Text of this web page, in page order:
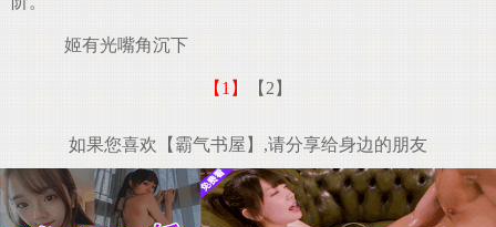
姬有光嘴角沉下
【1】 【2】
如果您喜欢【霸气书屋】,请分享给身边的朋友